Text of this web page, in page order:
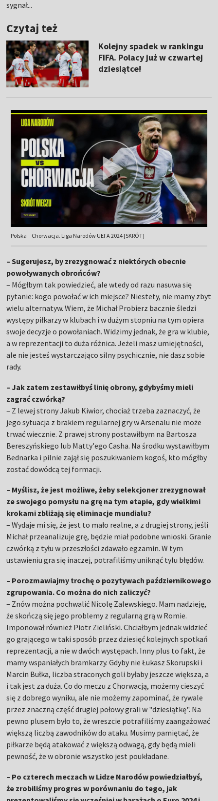
sygnał...
Czytaj też
Kolejny spadek w rankingu
FIFA. Polacy już w czwartej
dziesiątce!
Polska – Chorwacja. Liga Narodów UEFA 2024 [SKRÓT]
– Sugerujesz, by zrezygnować z niektórych obecnie
powoływanych obrońców?
– Mógłbym tak powiedzieć, ale wtedy od razu nasuwa się
pytanie: kogo powołać w ich miejsce? Niestety, nie mamy zbyt
wielu alternatyw. Wiem, że Michał Probierz bacznie śledzi
występy piłkarzy w klubach i w dużym stopniu na tym opiera
swoje decyzje o powołaniach. Widzimy jednak, że gra w klubie,
a w reprezentacji to duża różnica. Jeżeli masz umiejętności,
ale nie jesteś wystarczająco silny psychicznie, nie dasz sobie
rady.
– Jak zatem zestawiłbyś linię obrony, gdybyśmy mieli
zagrać czwórką?
– Z lewej strony Jakub Kiwior, chociaż trzeba zaznaczyć, że
jego sytuacja z brakiem regularnej gry w Arsenalu nie może
trwać wiecznie. Z prawej strony postawiłbym na Bartosza
Bereszyńskiego lub Matty'ego Casha. Na środku wystawiłbym
Bednarka i pilnie zajął się poszukiwaniem kogoś, kto mógłby
zostać dowódcą tej formacji.
– Myślisz, że jest możliwe, żeby selekcjoner zrezygnował
ze swojego pomysłu na grę na tym etapie, gdy wielkimi
krokami zbliżają się eliminacje mundialu?
– Wydaje mi się, że jest to mało realne, a z drugiej strony, jeśli
Michał przeanalizuje grę, będzie miał podobne wnioski. Granie
czwórką z tyłu w przeszłości zdawało egzamin. W tym
ustawieniu gra się inaczej, potrafiliśmy uniknąć tylu błędów.
– Porozmawiajmy trochę o pozytywach październikowego
zgrupowania. Co można do nich zaliczyć?
– Znów można pochwalić Nicolę Zalewskiego. Mam nadzieję,
że skończą się jego problemy z regularną grą w Romie.
Imponował również Piotr Zieliński. Chciałbym jednak widzieć
go grającego w taki sposób przez dziesięć kolejnych spotkań
reprezentacji, a nie w dwóch występach. Inny plus to fakt, że
mamy wspaniałych bramkarzy. Gdyby nie Łukasz Skorupski i
Marcin Bułka, liczba straconych goli byłaby jeszcze większa, a
i tak jest za duża. Co do meczu z Chorwacją, możemy cieszyć
się z dobrego wyniku, ale nie możemy zapominać, że rywale
przez znaczną część drugiej połowy grali w "dziesiątkę". Na
pewno plusem było to, że wreszcie potrafiliśmy zaangażować
większą liczbą zawodników do ataku. Musimy pamiętać, że
piłkarze będą atakować z większą odwagą, gdy będą mieli
pewność, że w obronie wszystko jest poukładane.
– Po czterech meczach w Lidze Narodów powiedziałbyś,
że zrobiliśmy progres w porównaniu do tego, jak